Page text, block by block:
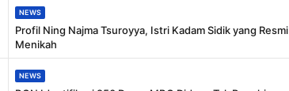
NEWS
Profil Ning Najma Tsuroyya, Istri Kadam Sidik yang Resmi
Menikah
NEWS